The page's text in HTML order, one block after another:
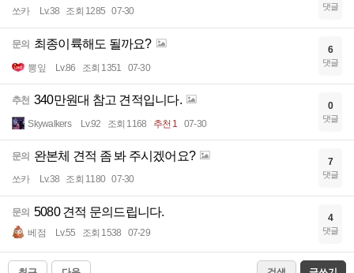
쏘카 Lv.38 조회 1285 07-30 댓글
문의 최종이륙해도 될까요?
뽕잎 Lv.86 조회 1351 07-30
6
댓글
추천 340만원대 참고 견적입니다.
Skywalkers Lv.92 조회 1168 추천 1 07-30
0
댓글
문의 완본체 견적 좀 봐 주시겠어요?
쏘카 Lv.38 조회 1180 07-30
7
댓글
문의 5080 견적 문의드립니다.
베점 Lv.55 조회 1538 07-29
4
댓글